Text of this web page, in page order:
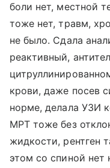
боли нет, местной
тоже нет, травм,
не было. Сдала
реактивный,
крови, даже посев
норме, делала УЗИ
МРТ тоже без
жидкости, рентген
этом со спиной нет